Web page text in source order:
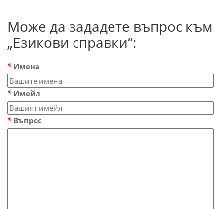
Може да зададете въпрос към
„Езикови справки“:
*Имена
*Имейл
*Въпрос